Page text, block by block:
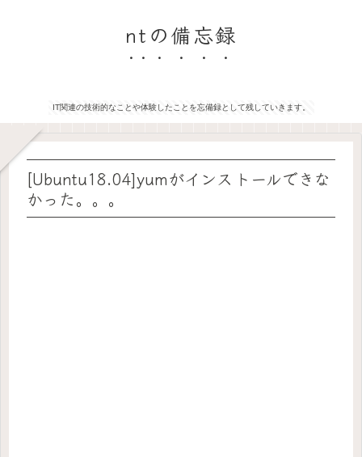
ntの備忘録
IT関連の技術的なことや体験したことを忘備録として残していきます。
[Ubuntu18.04]yumがインストールできな
かった。。。